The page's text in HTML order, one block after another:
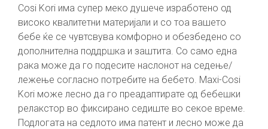
Cosi Kori има супер меко душече изработено од
високо квалитетни материјали и со тоа вашето
бебе ќе се чувтсвува комфорно и обезбедено со
дополнителна поддршка и заштита. Со само една
рака може да го подесите наслонот на седење/
лежење согласно потребите на бебето. Maxi-Cosi
Kori може лесно да го преадаптирате од бебешки
релакстор во фиксирано седиште во секое време.
Подлогата на седлото има патент и лесно може да